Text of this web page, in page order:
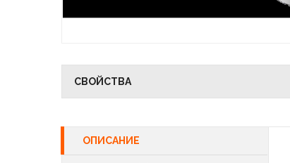
СВОЙСТВА
ОПИСАНИЕ